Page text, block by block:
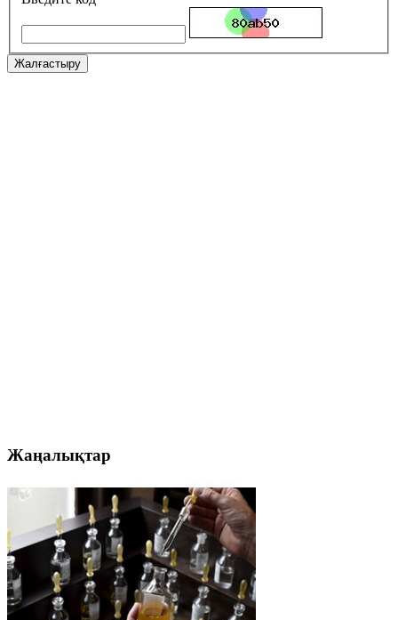
Жалғастыру
Жаңалықтар